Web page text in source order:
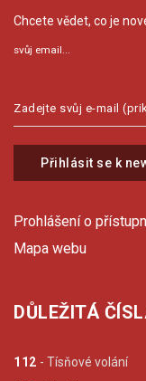
Chcete vědet, co je
svůj email...
Přihlásit se k
Prohlášení o
Mapa webu
DŮLEŽITÁ
112 - Tísňové volání